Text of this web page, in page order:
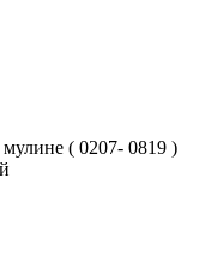
( 0207- 0819 )